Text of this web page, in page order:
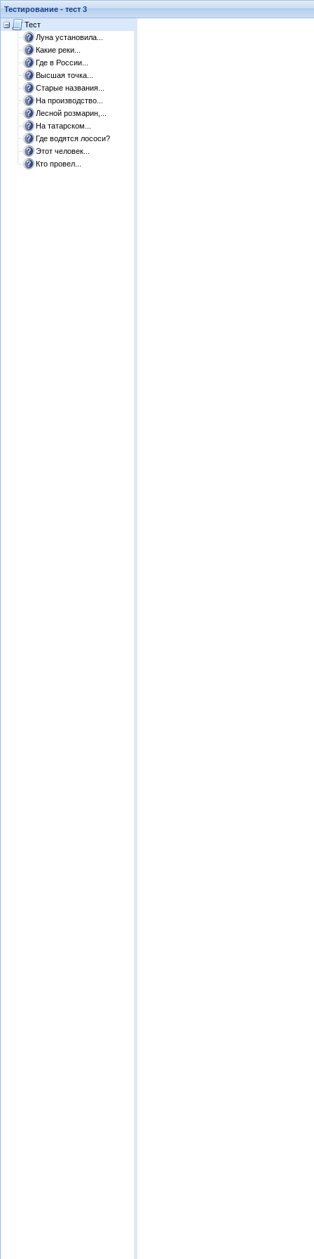
Тестирование - тест 3
Тест
Луна установила...
Какие реки...
Где в России...
Высшая точка...
Старые названия...
На производство...
Лесной розмарин,...
На татарском...
Где водятся лососи?
Этот человек...
Кто провел...